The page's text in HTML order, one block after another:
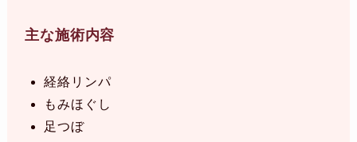
主な施術内容
経絡リンパ
もみほぐし
足つぼ